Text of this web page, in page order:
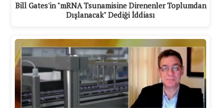
Bill Gates'in "mRNA Tsunamisine Direnenler Toplumdan
Dışlanacak" Dediği İddiası